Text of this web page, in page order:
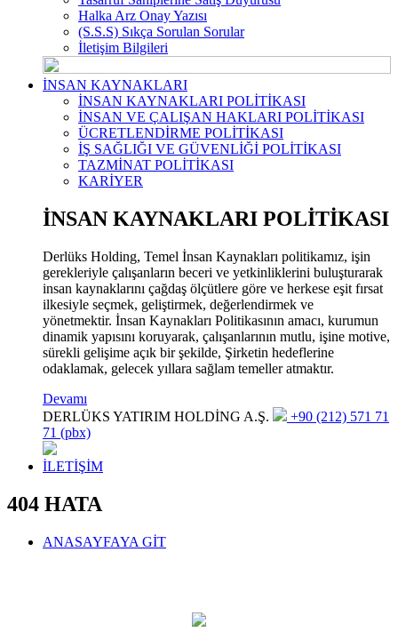
Halka Arz Onay Yazısı
(S.S.S) Sıkça Sorulan Sorular
İletişim Bilgileri
İNSAN KAYNAKLARI
İNSAN KAYNAKLARI POLİTİKASI
İNSAN VE ÇALIŞAN HAKLARI POLİTİKASI
ÜCRETLENDİRME POLİTİKASI
İŞ SAĞLIĞI VE GÜVENLİĞİ POLİTİKASI
TAZMİNAT POLİTİKASI
KARİYER
İNSAN KAYNAKLARI POLİTİKASI
Derlüks Holding, Temel İnsan Kaynakları politikamız, işin
gerekleriyle çalışanların beceri ve yetkinliklerini buluşturarak
insan kaynaklarını çağdaş ölçütlere göre ve herkese eşit fırsat
ilkesiyle seçmek, geliştirmek, değerlendirmek ve
yönetmektir. İnsan Kaynakları Politikasının amacı, kurumun
dinamik yapısını koruyarak, çalışanlarının mutlu, işine motive,
sürekli gelişime açık bir şekilde, Şirketin hedeflerine
odaklamak, gelecek yıllara sağlam temeller atmaktır.
Devamı
DERLÜKS YATIRIM HOLDİNG A.Ş.
+90 (212) 571 71
71 (pbx)
İLETİŞİM
404 HATA
ANASAYFAYA GİT